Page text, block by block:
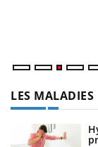
LES MALADIES